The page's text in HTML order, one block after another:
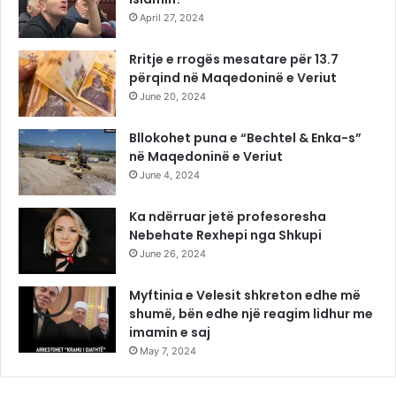
April 27, 2024
Rritje e rrogës mesatare për 13.7
përqind në Maqedoninë e Veriut
June 20, 2024
Bllokohet puna e “Bechtel & Enka-s”
në Maqedoninë e Veriut
June 4, 2024
Ka ndërruar jetë profesoresha
Nebehate Rexhepi nga Shkupi
June 26, 2024
Myftinia e Velesit shkreton edhe më
shumë, bën edhe një reagim lidhur me
imamin e saj
May 7, 2024